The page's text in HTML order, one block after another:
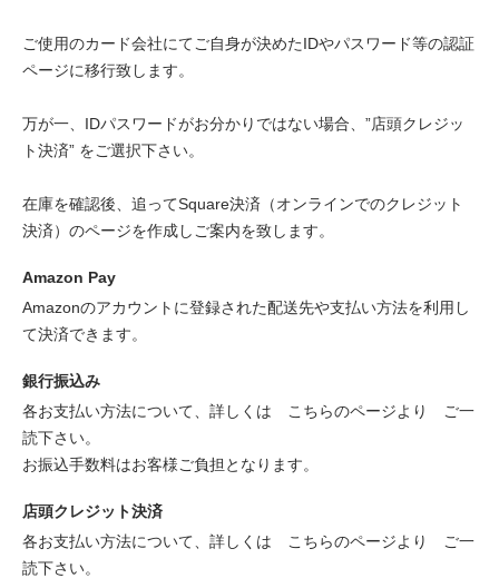
ご使用のカード会社にてご自身が決めたIDやパスワード等の認証
ページに移行致します。
万が一、IDパスワードがお分かりではない場合、”店頭クレジッ
ト決済” をご選択下さい。
在庫を確認後、追ってSquare決済（オンラインでのクレジット
決済）のページを作成しご案内を致します。
Amazon Pay
Amazonのアカウントに登録された配送先や支払い方法を利用し
て決済できます。
銀行振込み
各お支払い方法について、詳しくは
こちらのページより
ご一
読下さい。
お振込手数料はお客様ご負担となります。
店頭クレジット決済
各お支払い方法について、詳しくは
こちらのページより
ご一
読下さい。